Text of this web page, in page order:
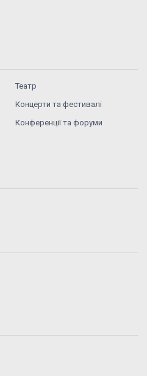
Театр
Концерти та фестивалі
Конференції та форуми